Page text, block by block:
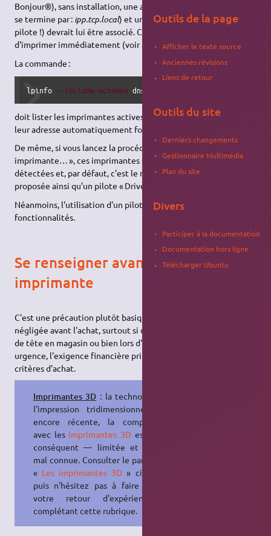
Bonjour®), sans installation, une adresse réseau assignée (elle
se termine par : ipp.tcp.local) et un pilote 'Driverless' (sans
pilote !) devrait lui être associé. Ceci doit permettre
d'imprimer immédiatement (voir aussi en 3.1 ci-dessous).
La commande :
lpinfo --include-schemes dnssd
doit lister les imprimantes actives sur votre réseau ainsi que
leur adresse automatiquement formatée.
De même, si vous lancez la procédure « Ajouter une
imprimante… », ces imprimantes sont immédiatement
détectées et, par défaut, c'est le même type d'adresse qui est
proposée ainsi qu'un pilote « Driverless ».
Néanmoins, l'utilisation d'un pilote dédié peut apporter plus de
fonctionnalités.
Se renseigner avant d'acheter une
imprimante
C'est une précaution plutôt basique, mais elle est très souvent
négligée avant l'achat, surtout si celui-ci intervient sur un coup
de tête en magasin ou bien lors d'un remplacement en
urgence, l'exigence financière primant souvent sur les autres
critères d'achat.
Imprimantes 3D : la technologie de
l'impression tridimensionnelle est
encore récente, la compatibilité
avec les imprimantes 3D est — par
conséquent — limitée et souvent
mal connue. Consulter le paragraphe
« Les imprimantes 3D » ci-dessous
puis n'hésitez pas à faire part de
votre retour d'expérience en
complétant cette rubrique.
Outils de la page
Afficher le texte source
Anciennes révisions
Liens de retour
Outils du site
Derniers changements
Gestionnaire Multimédia
Plan du site
Divers
Participer à la documentation
Documentation hors ligne
Télécharger Ubuntu